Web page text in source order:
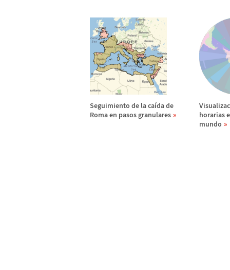
Seguimiento de la caída de
Roma en pasos granulares
horarias
mundo